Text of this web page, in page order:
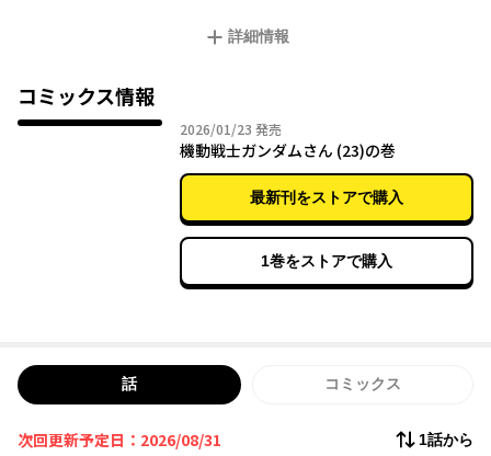
詳細情報
コミックス情報
2026/01/23 2026年01月23日
発売
機動戦士ガンダムさん (23)の巻
最新刊をストアで購入
1巻をストアで購入
話 コミックス
次回更新予定日：2026/08/31 1話から